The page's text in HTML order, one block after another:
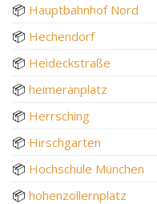
📦 Hauptbahnhof Nord
📦 Hechendorf
📦 Heideckstraße
📦 heimeranplatz
📦 Herrsching
📦 Hirschgarten
📦 Hochschule München
📦 hohenzollernplatz